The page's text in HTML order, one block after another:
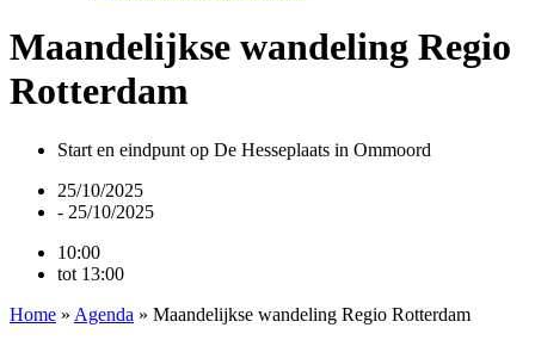
Maandelijkse wandeling Regio
Rotterdam
Start en eindpunt op De Hesseplaats in Ommoord
25/10/2025
- 25/10/2025
10:00
tot 13:00
Home » Agenda » Maandelijkse wandeling Regio Rotterdam